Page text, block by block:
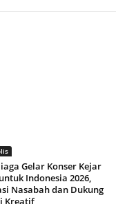
Gelar Konser Kejar
Indonesia 2026,
Nasabah dan Dukung
Kreatif